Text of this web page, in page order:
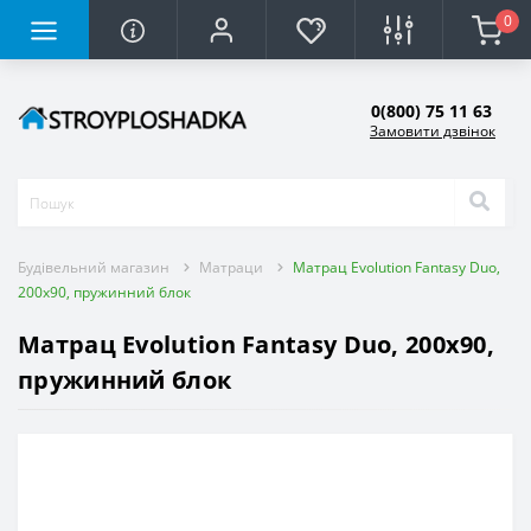
0
0(800) 75 11 63
Замовити дзвінок
Будівельний магазин Матраци
Матрац Evolution Fantasy Duo,
200x90, пружинний блок
Матрац Evolution Fantasy Duo, 200x90,
пружинний блок